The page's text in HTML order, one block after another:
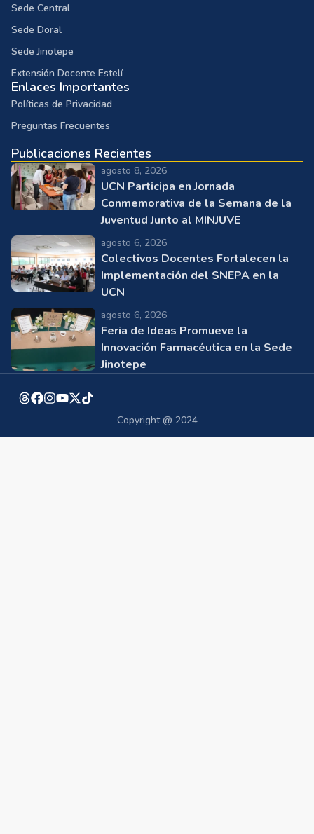
Sede Central
Sede Doral
Sede Jinotepe
Extensión Docente Estelí
Enlaces Importantes
Políticas de Privacidad
Preguntas Frecuentes
Publicaciones Recientes
agosto 8, 2026
UCN Participa en Jornada
Conmemorativa de la Semana de la
Juventud Junto al MINJUVE
agosto 6, 2026
Colectivos Docentes Fortalecen la
Implementación del SNEPA en la
UCN
agosto 6, 2026
Feria de Ideas Promueve la
Innovación Farmacéutica en la Sede
Jinotepe
Copyright @ 2024